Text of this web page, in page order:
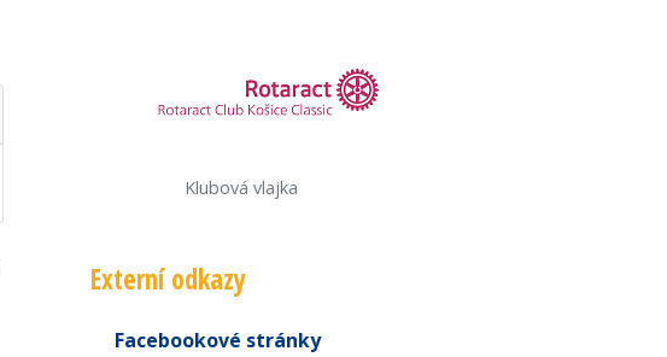
Klubová vlajka
Externí odkazy
Facebookové stránky